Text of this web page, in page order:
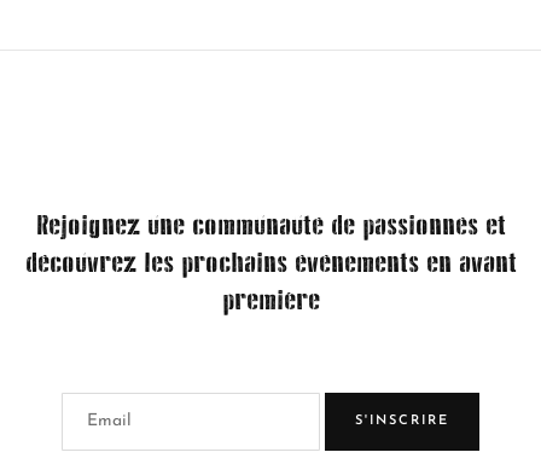
Rejoignez une communauté de passionnés et
découvrez les prochains événements en avant
première
S'INSCRIRE